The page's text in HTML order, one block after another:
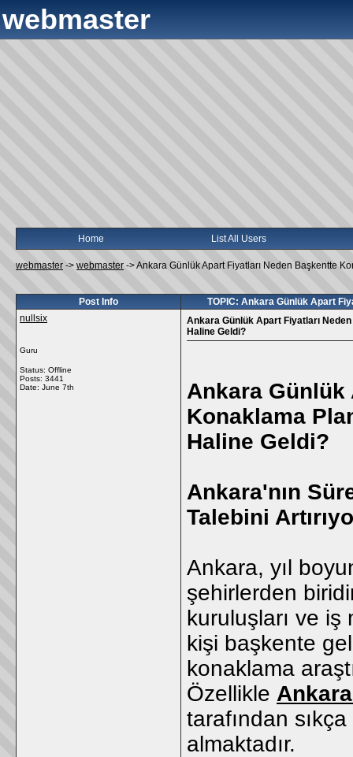
webmaster
Home List All Users
webmaster -> webmaster ->Ankara Günlük Apart Fiyatları Neden Başkentte
Post Info
TOPIC: Ankara Günlük Apart
nullsix
Guru
Status: Offline
Posts: 3441
Date: June 7th
Ankara Günlük Apart Fiyatları
Haline Geldi?
Ankara Günlük
Konaklama
Haline Geldi?
Ankara'nın
Talebini
Ankara, yıl
şehirlerden
kuruluşları ve
kişi başkente
konaklama
Özellikle
tarafından
almaktadır.